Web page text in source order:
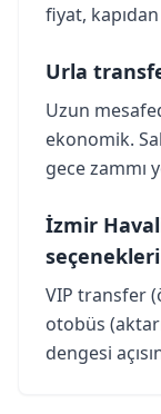
fiyat,
Urla
Uzun
ekonomik.
gece zammı
İzmir
VIP transfer
otobüs
dengesi